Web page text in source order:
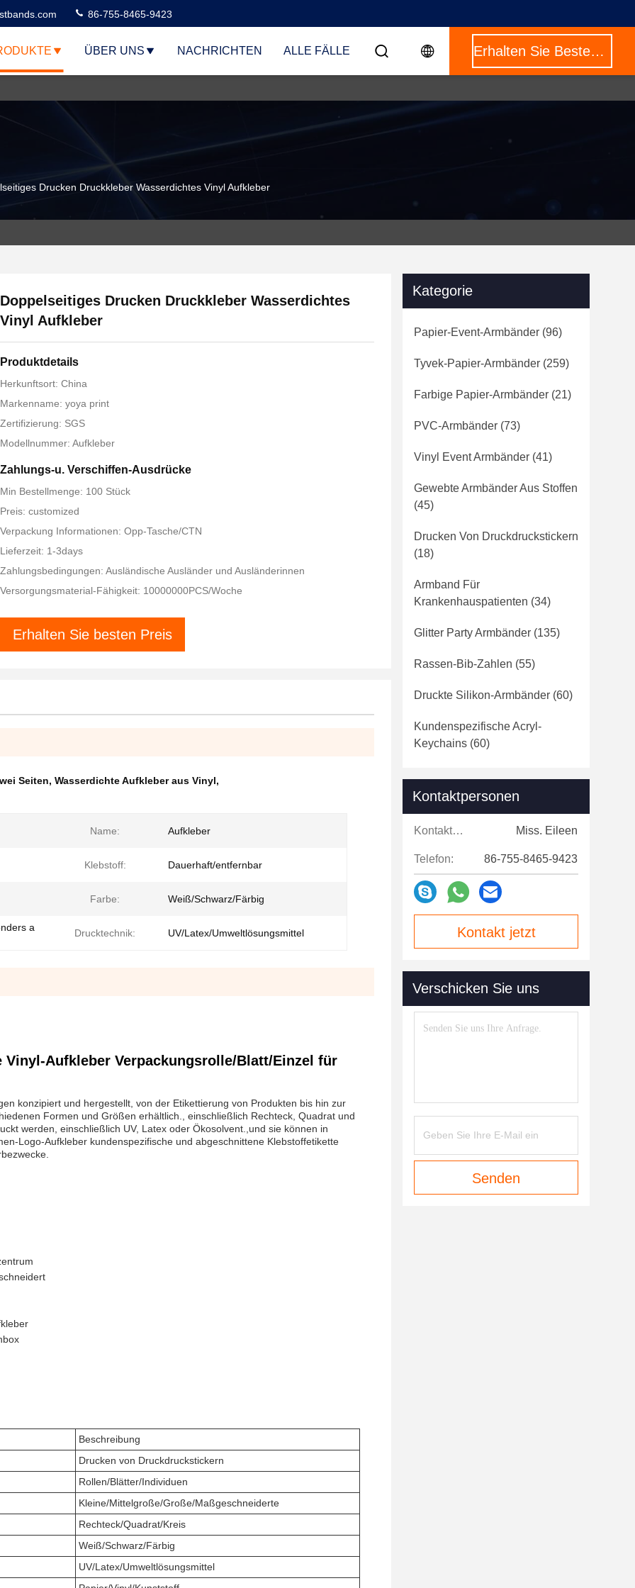
86-755-8465-9423
ÜBER UNS NACHRICHTEN ALLE FÄLLE Erhalten Sie Besten Preis
Drucken Druckkleber Wasserdichtes Vinyl Aufkleber
Doppelseitiges Drucken Druckkleber Wasserdichtes
Vinyl Aufkleber
Produktdetails
Herkunftsort: China
Markenname: yoya print
Zertifizierung: SGS
Modellnummer: Aufkleber
Zahlungs-u. Verschiffen-Ausdrücke
Min Bestellmenge: 100 Stück
Preis: customized
Verpackung Informationen: Opp-Tasche/CTN
Lieferzeit: 1-3days
Zahlungsbedingungen: Ausländische Ausländer und Ausländerinnen
Versorgungsmaterial-Fähigkeit: 10000000PCS/Woche
Erhalten Sie besten Preis
Seiten, Wasserdichte Aufkleber aus Vinyl,
Name: Aufkleber
Klebstoff: Dauerhaft/entfernbar
Farbe: Weiß/Schwarz/Färbig
a Drucktechnik: UV/Latex/Umweltlösungsmittel
Aufkleber Verpackungsrolle/Blatt/Einzel für
konzipiert und hergestellt, von der Etikettierung von Produkten bis hin zur
Formen und Größen erhältlich., einschließlich Rechteck, Quadrat und
werden, einschließlich UV, Latex oder Ökosolvent.,und sie können in
Logo-Aufkleber kundenspezifische und abgeschnittene Klebstoffetikette
Beschreibung
Drucken von Druckdruckstickern
Rollen/Blätter/Individuen
Kleine/Mittelgroße/Große/Maßgeschneiderte
Rechteck/Quadrat/Kreis
Weiß/Schwarz/Färbig
UV/Latex/Umweltlösungsmittel
Kategorie
Papier-Event-Armbänder (96)
Tyvek-Papier-Armbänder (259)
Farbige Papier-Armbänder (21)
PVC-Armbänder (73)
Vinyl Event Armbänder (41)
Gewebte Armbänder Aus Stoffen
(45)
Drucken Von Druckdruckstickern
(18)
Armband Für
Krankenhauspatienten (34)
Glitter Party Armbänder (135)
Rassen-Bib-Zahlen (55)
Druckte Silikon-Armbänder (60)
Kundenspezifische Acryl-
Keychains (60)
Kontaktpersonen
Kontaktpersonen: Miss. Eileen
Telefon: 86-755-8465-9423
Kontakt jetzt
Verschicken Sie uns
Senden